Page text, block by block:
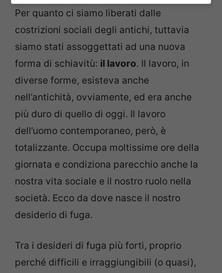
Per quanto ci siamo liberati dalle
costrizioni sociali degli antichi, tuttavia
siamo stati assoggettati ad una nuova
forma di schiavitù: il lavoro. Il lavoro, in
diverse forme, esisteva anche
nell’antichità, ovviamente, ed era anche
più duro di quello di oggi. Il lavoro
dell’uomo contemporaneo, però, è
totalizzante. Occupa moltissime ore della
giornata e condiziona parecchio anche la
nostra vita sociale e il nostro ruolo nella
società. Ecco da dove nasce il nostro
desiderio di fuga.
Tra i desideri di fuga più forti, proprio
perché difficili e irraggiungibili (o quasi),